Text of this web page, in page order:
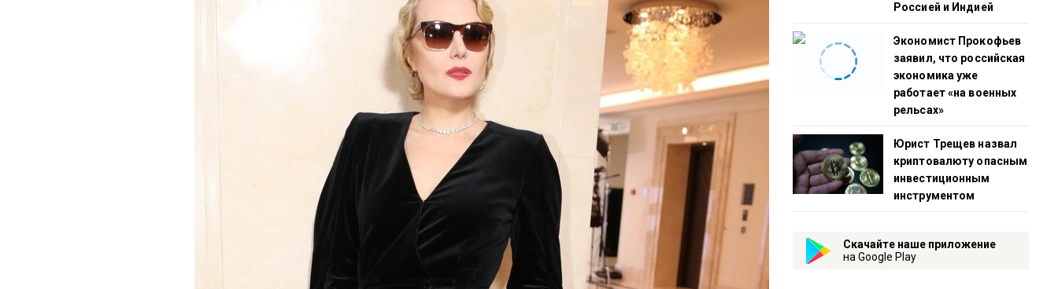
Россией и Индией
Экономист Прокофьев
заявил, что российская
экономика уже
работает «на военных
рельсах»
Юрист Трещев назвал
криптовалюту опасным
инвестиционным
инструментом
Скачайте наше приложение
на Google Play